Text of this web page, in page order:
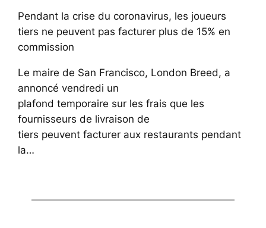
Pendant la crise du coronavirus, les joueurs
tiers ne peuvent pas facturer plus de 15% en
commission
Le maire de San Francisco, London Breed, a
annoncé vendredi un
plafond temporaire sur les frais que les
fournisseurs de livraison de
tiers peuvent facturer aux restaurants pendant
la…